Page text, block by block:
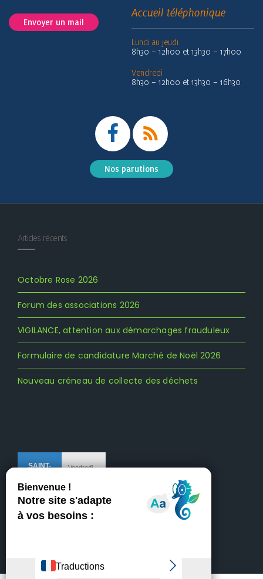
Envoyer un mail
Accueil téléphonique
Lundi au jeudi
8h30 – 12h00 et 13h30 – 17h00
Vendredi
8h30 – 12h00 et 13h30 – 16h30
Nos parutions
Articles récents
Octobre Rose 2026
Forum des associations 2026
VIGILANCE, attention aux démarchages frauduleux
Formulaire de candidature Marché de Noël 2026
Nouveau créneau de collecte des déchets